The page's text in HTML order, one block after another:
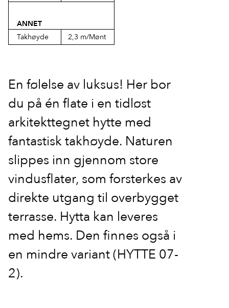
ANNET
Takhøyde
2,3 m/Mønt
En følelse av luksus! Her bor
du på én flate i en tidløst
arkitekttegnet hytte med
fantastisk takhøyde. Naturen
slippes inn gjennom store
vindusflater, som forsterkes av
direkte utgang til overbygget
terrasse. Hytta kan leveres
med hems. Den finnes også i
en mindre variant (HYTTE 07-
2).